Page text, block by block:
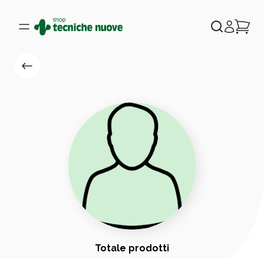
Totale prodotti